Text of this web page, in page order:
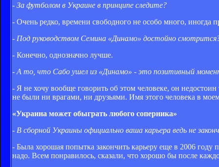
- За футболом в Украине в принципе следите?
- Очень редко, времени свободного не особо много, иногда
- Под руководством Семина «Динамо» достойно
- Конечно, однозначно лучше.
- А то, что Сабо ушел из «Динамо» - это позитивный
- Я не хочу вообще говорить об этом человеке, он
не были ни врагами, ни друзьями. Имя этого человека в
«Украина может обыграть любого соперника»
- В сборной Украины официально ваша карьера ведь не
- Была хорошая попытка закончить карьеру еще в 2006 году
надо. Всем понравилось, сказали, что хорошо бы после